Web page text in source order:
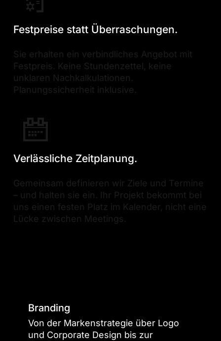
Festpreise statt Überraschungen.
Sie erhalten ein verbindliches Angebot mit
Festpreis. Keine Stundenzettel, keine
unklaren Nachkalkulationen.
Planungssicherheit inklusive.
Verlässliche Zeitplanung.
Gemeinsam definieren wir Ziele und Termine
– und halten sie ein. Ihr Projekt bekommt bei
uns einen festen Platz im Kalender, nicht eine
Lücke zwischen Meetings.
Branding
Von der Markenstrategie über Logo
und Corporate Design bis zur